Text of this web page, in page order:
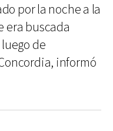
por la noche a la
era buscada
de
informó